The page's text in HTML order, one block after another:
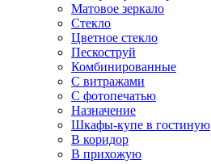
Матовое зеркало
Стекло
Цветное стекло
Пескоструй
Комбинированные
С витражами
С фотопечатью
Назначение
Шкафы-купе в гостиную
В коридор
В прихожую